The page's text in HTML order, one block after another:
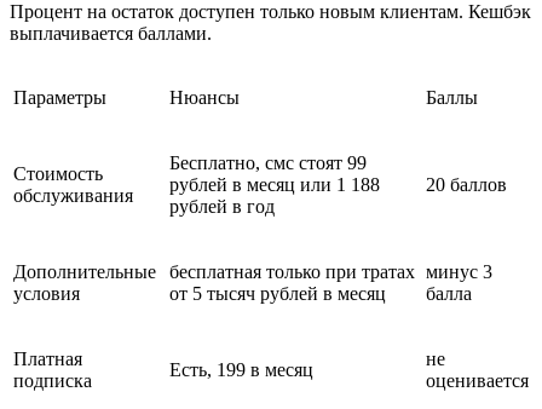
Процент на остаток доступен только новым клиентам. Кешбэк
выплачивается баллами.
Параметры Нюансы Баллы
Стоимость
обслуживания
Бесплатно, смс стоят 99
рублей в месяц или 1 188
рублей в год
20 баллов
Дополнительные
условия
бесплатная только при тратах
от 5 тысяч рублей в месяц
минус 3
балла
Платная
подписка
Есть, 199 в месяц
не
оценивается